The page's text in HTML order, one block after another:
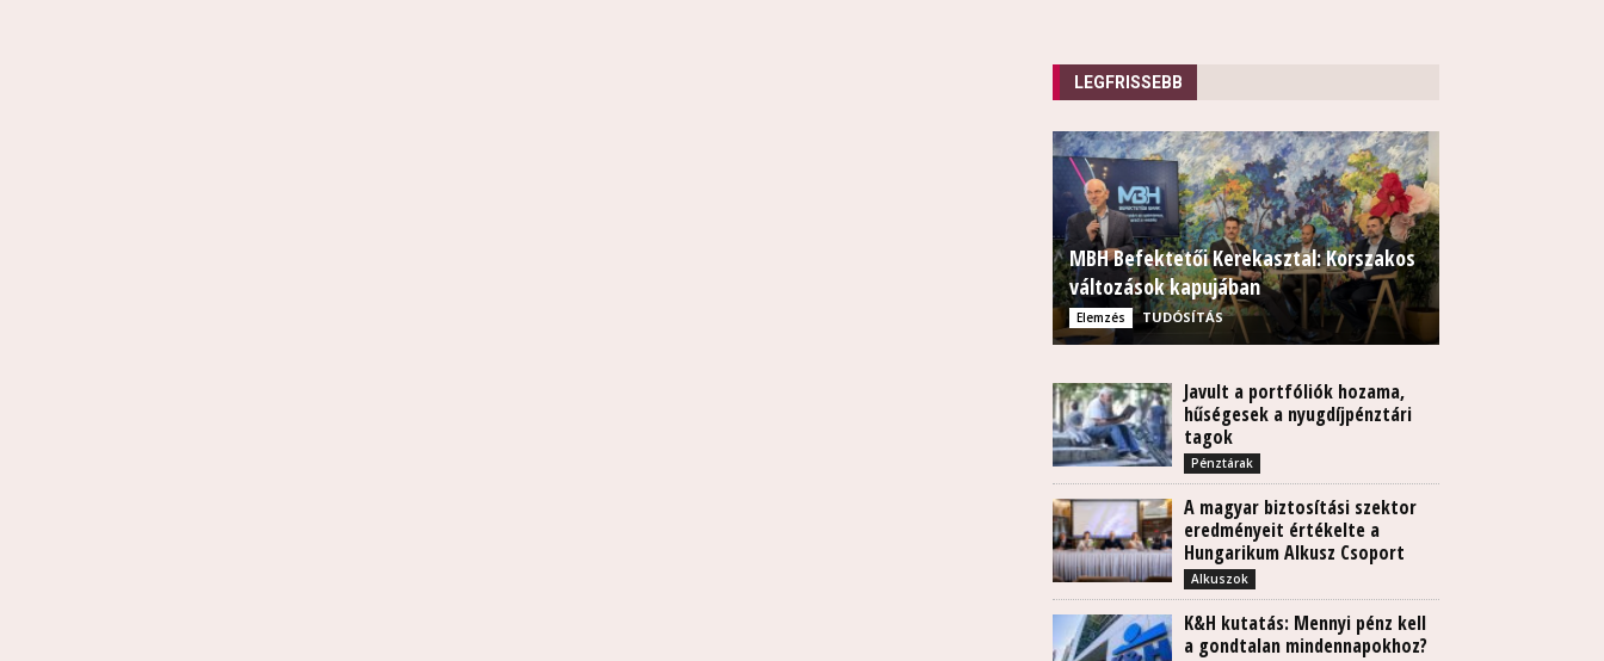
LEGFRISSEBB
MBH Befektetői Kerekasztal: Korszakos
változások kapujában
Elemzés TUDÓSÍTÁS
Javult a portfóliók hozama,
hűségesek a nyugdíjpénztári
tagok
Pénztárak
A magyar biztosítási szektor
eredményeit értékelte a
Hungarikum Alkusz Csoport
Alkuszok
K&H kutatás: Mennyi pénz kell
a gondtalan mindennapokhoz?